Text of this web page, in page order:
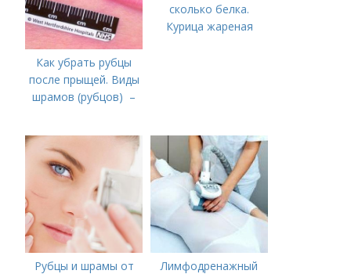
Как убрать рубцы
после прыщей. Виды
шрамов (рубцов) –
сколько белка.
Курица жареная
Рубцы и шрамы от
Лимфодренажный